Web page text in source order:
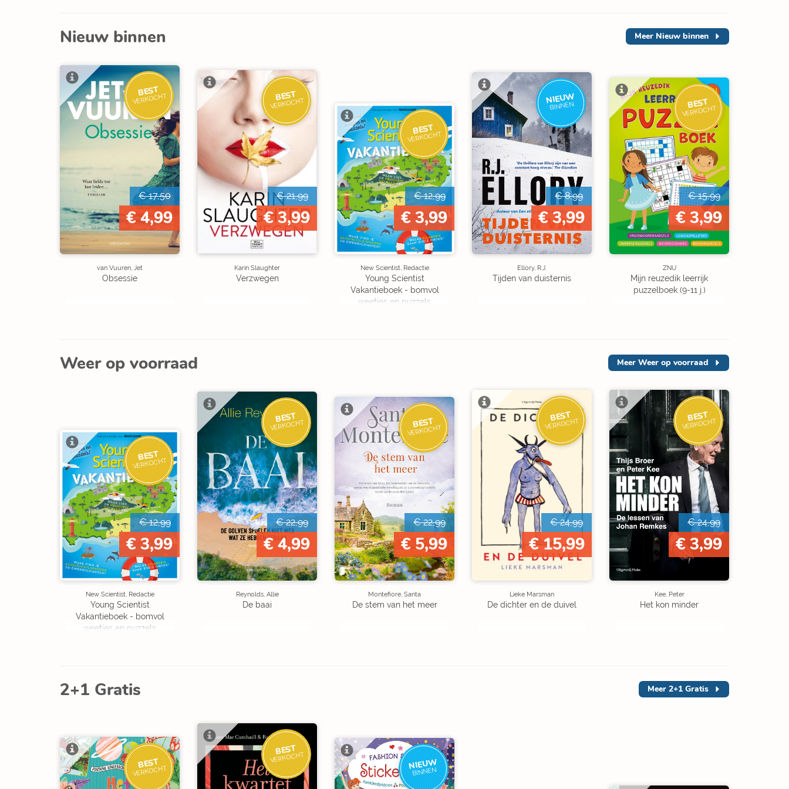
Nieuw binnen Meer Nieuw binnen
BEST
VERKOCHT
€ 17,50
€ 4,99
van Vuuren, Jet
Obsessie
BEST
VERKOCHT
€ 21,99
€ 3,99
Karin Slaughter
Verzwegen
BEST
VERKOCHT
€ 12,99
€ 3,99
New Scientist, Redactie
Young Scientist
Vakantieboek - bomvol
weetjes en puzzels
NIEUW
BINNEN
€ 8,99
€ 3,99
Ellory, R.J.
Tijden van duisternis
BEST
VERKOCHT
€ 15,99
€ 3,99
ZNU
Mijn reuzedik leerrijk
puzzelboek (9-11 j.)
Weer op voorraad Meer Weer op voorraad
BEST
VERKOCHT
€ 12,99
€ 3,99
New Scientist, Redactie
Young Scientist
Vakantieboek - bomvol
weetjes en puzzels
BEST
VERKOCHT
€ 22,99
€ 4,99
Reynolds, Allie
De baai
BEST
VERKOCHT
€ 22,99
€ 5,99
Montefiore, Santa
De stem van het meer
BEST
VERKOCHT
€ 24,99
€ 15,99
Lieke Marsman
De dichter en de duivel
BEST
VERKOCHT
€ 24,99
€ 3,99
Kee, Peter
Het kon minder
2+1 Gratis Meer 2+1 Gratis
BEST
VERKOCHT
BEST
VERKOCHT NIEUW
BINNEN